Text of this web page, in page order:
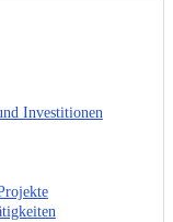
Investitionen